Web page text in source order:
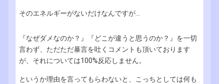
そのエネルギーがないだけなんですが...
『なぜダメなのか？』『どこが違うと思うのか？』を一切
言わず、ただただ暴言を吐くコメントも頂いております
が、それについては100%反応しません。
というか理由を言ってもらわないと、こっちとしては何も